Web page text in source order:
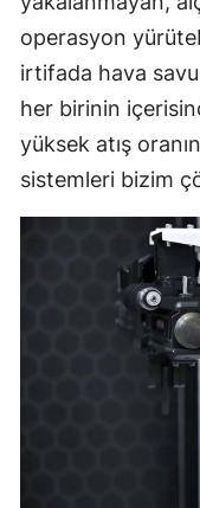
operasyon
irtifada hava
her birinin
yüksek atış
sistemleri bizim